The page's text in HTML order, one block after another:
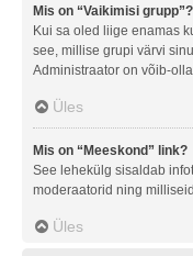
Mis on “Vaikimisi grupp”?
Kui sa oled liige enamas
see, millise grupi värvi
Administraator on võib-
Üles
Mis on “Meeskond” link?
See lehekülg sisaldab
moderaatorid ning
Üles